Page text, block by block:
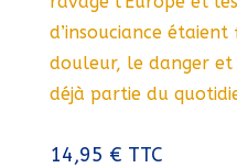
d’insouciance
douleur, le danger et
déjà partie du
14,95 € TTC